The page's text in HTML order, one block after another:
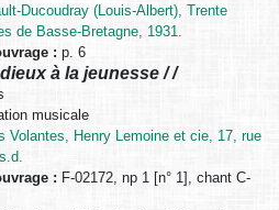
Ducoudray (Louis-Albert), Trente
de Basse-Bretagne, 1931.
: p. 6
à la jeunesse / /
musicale
Volantes, Henry Lemoine et cie, 17, rue
: F-02172, np 1 [n° 1], chant C-